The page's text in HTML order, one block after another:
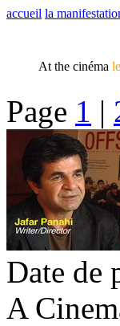
accueil la
At the cinéma
Page 1 |
Date de
A